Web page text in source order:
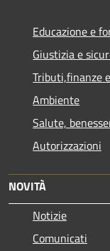
Educazione e
Giustizia e
Tributi,finanze
Ambiente
Salute,
Autorizzazioni
NOVITÀ
Notizie
Comunicati